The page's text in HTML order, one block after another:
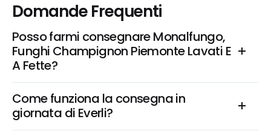
Domande Frequenti
Posso farmi consegnare Monalfungo,
Funghi Champignon Piemonte Lavati E
A Fette?
Come funziona la consegna in
giornata di Everli?